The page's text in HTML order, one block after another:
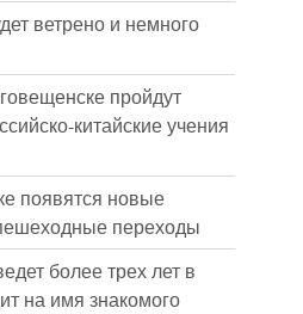
ветрено и немного
пройдут
китайские учения
появятся новые
переходы
более трех лет в
на имя знакомого